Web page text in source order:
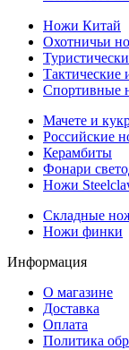
Ножи Китай
Охотничьи
Тактические
Спортивные
Мачете и
Российские
Керамбиты
Фонари
Ножи
Складные
Ножи финки
Информация
О магазине
Доставка
Оплата
Политика